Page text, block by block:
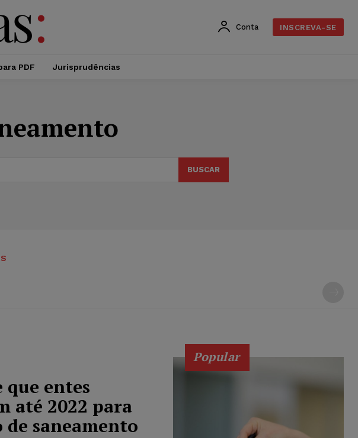
Conta INSCREVA-SE
PDF Jurisprudências
BUSCAR
que entes
até 2022 para
saneamento
Popular